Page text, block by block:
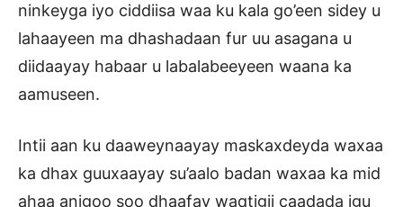
ninkeyga iyo ciddiisa waa ku kala go’een sidey u
lahaayeen ma dhashadaan fur uu asagana u
diidaayay habaar u labalabeeyeen waana ka
aamuseen.
Intii aan ku daaweynaayay maskaxdeyda waxaa
ka dhax guuxaayay su’aalo badan waxaa ka mid
ahaa anigoo soo dhaafay waqtigii caadada igu